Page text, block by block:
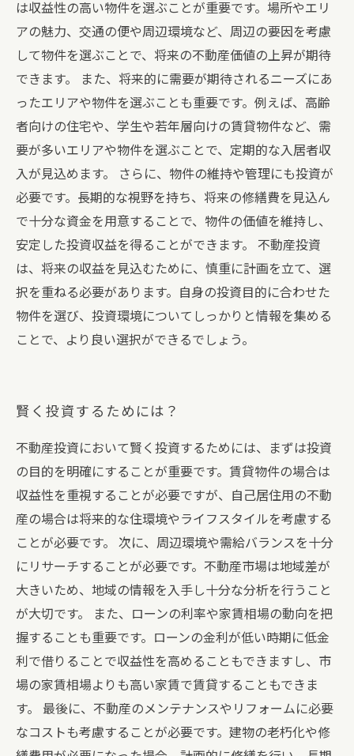
は収益性の高い物件を選ぶことが重要です。場所やエリ
アの魅力、交通の便や周辺環境など、周辺の要因を考慮
して物件を選ぶことで、将来の不動産価値の上昇が期待
できます。 また、将来的に需要が期待されるニーズにあ
ったエリアや物件を選ぶことも重要です。例えば、高齢
者向けの住宅や、学生や若年層向けの賃貸物件など、需
要が多いエリアや物件を選ぶことで、定期的な入居者収
入が見込めます。 さらに、物件の維持や管理にも投資が
必要です。長期的な視野を持ち、将来の修繕費を見込ん
で十分な資金を用意することで、物件の価値を維持し、
安定した投資収益を得ることができます。 不動産投資
は、将来の収益を見込むために、慎重に計画を立て、選
択を重ねる必要があります。自身の投資目的に合わせた
物件を選び、投資環境についてしっかりと情報を集める
ことで、より良い選択ができるでしょう。
賢く投資するためには？
不動産投資において賢く投資するためには、まずは投資
の目的を明確にすることが重要です。賃貸物件の場合は
収益性を重視することが必要ですが、自己居住用の不動
産の場合は将来的な住環境やライフスタイルを考慮する
ことが必要です。 次に、周辺環境や需給バランスを十分
にリサーチすることが必要です。不動産市場は地域差が
大きいため、地域の情報を入手し十分な分析を行うこと
が大切です。 また、ローンの利率や家賃相場の動向を把
握することも重要です。ローンの金利が低い時期に低金
利で借りることで収益性を高めることもできますし、市
場の家賃相場よりも高い家賃で賃貸することもできま
す。 最後に、不動産のメンテナンスやリフォームに必要
なコストも考慮することが必要です。建物の老朽化や修